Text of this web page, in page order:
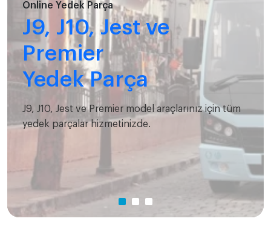
Online Yedek Parça
J9, J10, Jest ve
Premier
Yedek Parça
J9, J10, Jest ve Premier model araçlarınız için tüm
yedek parçalar hizmetinizde.